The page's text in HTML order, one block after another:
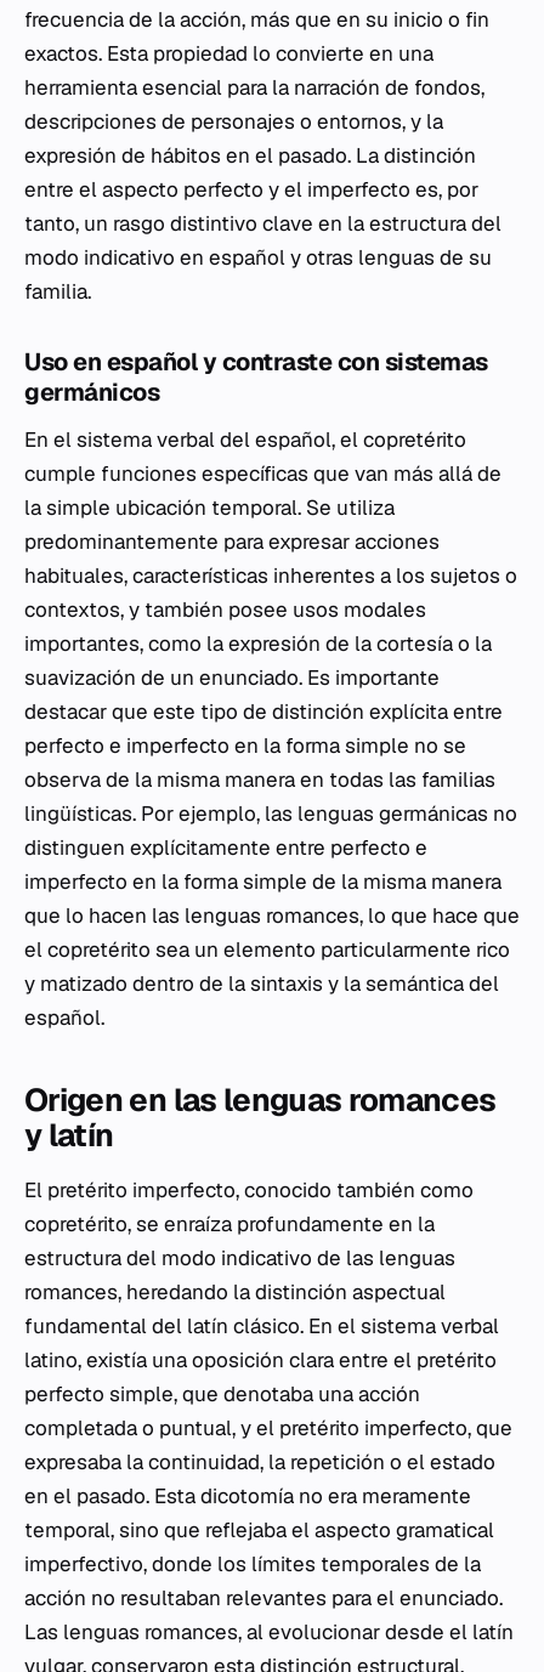
frecuencia de la acción, más que en su inicio o fin
exactos. Esta propiedad lo convierte en una
herramienta esencial para la narración de fondos,
descripciones de personajes o entornos, y la
expresión de hábitos en el pasado. La distinción
entre el aspecto perfecto y el imperfecto es, por
tanto, un rasgo distintivo clave en la estructura del
modo indicativo en español y otras lenguas de su
familia.
Uso en español y contraste con sistemas
germánicos
En el sistema verbal del español, el copretérito
cumple funciones específicas que van más allá de
la simple ubicación temporal. Se utiliza
predominantemente para expresar acciones
habituales, características inherentes a los sujetos o
contextos, y también posee usos modales
importantes, como la expresión de la cortesía o la
suavización de un enunciado. Es importante
destacar que este tipo de distinción explícita entre
perfecto e imperfecto en la forma simple no se
observa de la misma manera en todas las familias
lingüísticas. Por ejemplo, las lenguas germánicas no
distinguen explícitamente entre perfecto e
imperfecto en la forma simple de la misma manera
que lo hacen las lenguas romances, lo que hace que
el copretérito sea un elemento particularmente rico
y matizado dentro de la sintaxis y la semántica del
español.
Origen en las lenguas romances
y latín
El pretérito imperfecto, conocido también como
copretérito, se enraíza profundamente en la
estructura del modo indicativo de las lenguas
romances, heredando la distinción aspectual
fundamental del latín clásico. En el sistema verbal
latino, existía una oposición clara entre el pretérito
perfecto simple, que denotaba una acción
completada o puntual, y el pretérito imperfecto, que
expresaba la continuidad, la repetición o el estado
en el pasado. Esta dicotomía no era meramente
temporal, sino que reflejaba el aspecto gramatical
imperfectivo, donde los límites temporales de la
acción no resultaban relevantes para el enunciado.
Las lenguas romances, al evolucionar desde el latín
vulgar, conservaron esta distinción estructural,